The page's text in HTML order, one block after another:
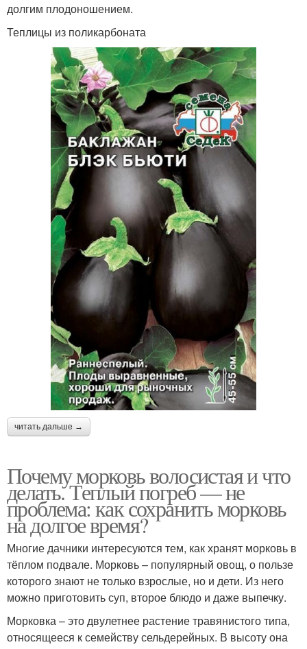
долгим плодоношением.
Теплицы из поликарбоната
читать дальше →
Почему морковь волосистая и что
делать. Теплый погреб — не
проблема: как сохранить морковь
на долгое время?
Многие дачники интересуются тем, как хранят морковь в
тёплом подвале. Морковь – популярный овощ, о пользе
которого знают не только взрослые, но и дети. Из него
можно приготовить суп, второе блюдо и даже выпечку.
Морковка – это двулетнее растение травянистого типа,
относящееся к семейству сельдерейных. В высоту она